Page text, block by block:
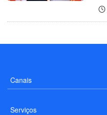
Canais
Serviços